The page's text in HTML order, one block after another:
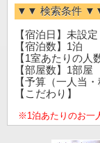
▼▼ 検索条件
【宿泊日】未設定
【宿泊数】1泊
【1室あたりの人
【部屋数】1部屋
【予算（一人当
【こだわり】
※1泊あたりのお一